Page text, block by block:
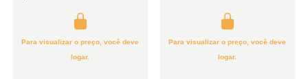
Para visualizar o preço, você deve
logar.
Para visualizar o preço, você deve
logar.